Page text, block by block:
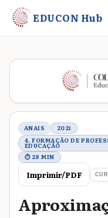
EDUCON Hub
Metadados do
ANAIS
2021
4. FORMAÇÃO DE
EDUCAÇÃO
⏱ 28 MIN
Imprimir/PDF